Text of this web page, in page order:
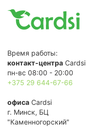
Время работы:
контакт-центра Cardsi
пн-вс 08:00 - 20:00
+375 29 644-67-66
офиса Cardsi
г. Минск, БЦ
"Каменногорский"